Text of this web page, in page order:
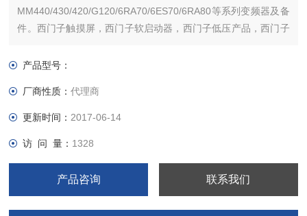
MM440/430/420/G120/6RA70/6ES70/6RA80等系列变频器及备
件。西门子触摸屏，西门子软启动器，西门子低压产品，西门子
本公司购买的产品，保证*，假一罚十，质保一年
产品型号：
厂商性质：代理商
更新时间： 2017-06-14
访 问 量： 1328
产品咨询 联系我们